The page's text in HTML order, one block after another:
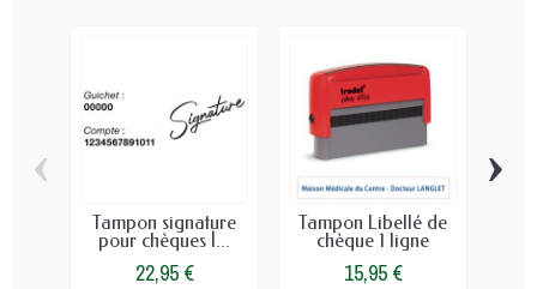
Tampon signature
pour chèques |...
22,95 €
Tampon Libellé de
chèque 1 ligne
15,95 €
‹ ›